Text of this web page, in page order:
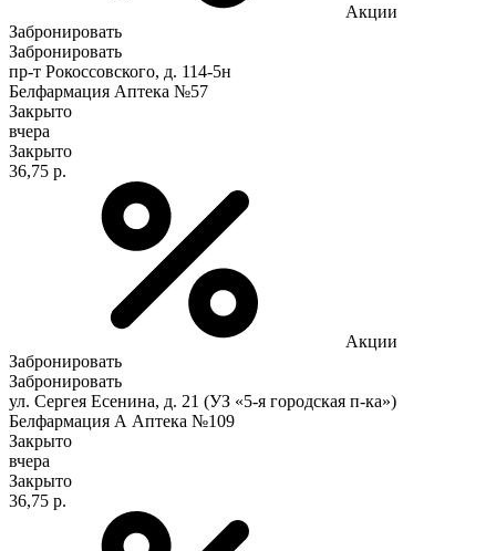
Акции
Забронировать
Забронировать
пр-т Рокоссовского, д. 114-5н
Белфармация Аптека №57
Закрыто
вчера
Закрыто
36,75 р.
Акции
Забронировать
Забронировать
ул. Сергея Есенина, д. 21 (УЗ «5-я городская п-ка»)
Белфармация А Аптека №109
Закрыто
вчера
Закрыто
36,75 р.